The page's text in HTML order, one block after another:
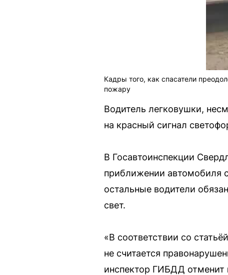
Кадры того, как спасатели
пожару
Водитель легковушки,
на красный сигнал
В Госавтоинспекции
приближении автомобиля
остальные водители
свет.
«В соответствии со
не считается
инспектор ГИБДД отменит